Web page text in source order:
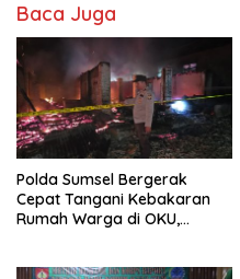
Baca Juga
Polda Sumsel Bergerak
Cepat Tangani Kebakaran
Rumah Warga di OKU,